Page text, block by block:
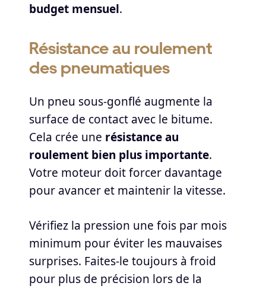
budget mensuel.
Résistance au roulement
des pneumatiques
Un pneu sous-gonflé augmente la
surface de contact avec le bitume.
Cela crée une résistance au
roulement bien plus importante.
Votre moteur doit forcer davantage
pour avancer et maintenir la vitesse.
Vérifiez la pression une fois par mois
minimum pour éviter les mauvaises
surprises. Faites-le toujours à froid
pour plus de précision lors de la